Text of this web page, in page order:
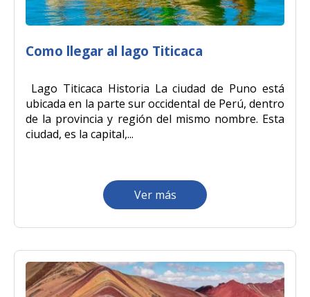
Como llegar al lago Titicaca
Lago Titicaca Historia La ciudad de Puno está
ubicada en la parte sur occidental de Perú, dentro
de la provincia y región del mismo nombre. Esta
ciudad, es la capital,...
Ver más